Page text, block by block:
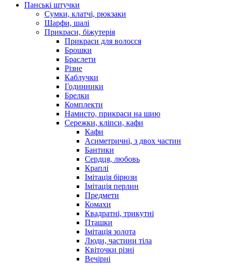
Панські штучки
Сумки, клатчі, рюкзаки
Шарфи, шалі
Прикраси, біжутерія
Прикраси для волосся
Брошки
Браслети
Різне
Каблучки
Годинники
Брелки
Комплекти
Намисто, прикраси на шию
Сережки, кліпси, кафи
Кафи
Асиметричні, з двох частин
Бантики
Сердця, любовь
Краплі
Імітація бірюзи
Імітація перлин
Предмети
Комахи
Квадратні, трикутні
Пташки
Імітація золота
Люди, частини тіла
Квіточки різні
Вечірні